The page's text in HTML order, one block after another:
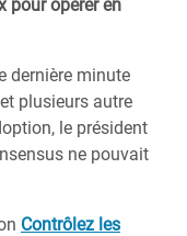
pour opérer en
dernière minute
plusieurs autre
le président
ne pouvait
Contrôlez les